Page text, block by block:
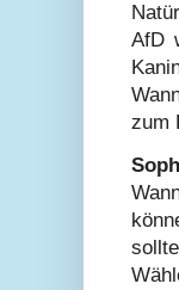
AfD
zum